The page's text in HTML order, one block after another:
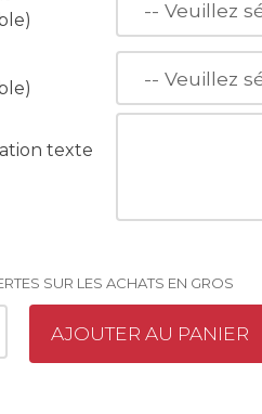
texte
SUR LES ACHATS EN GROS
AJOUTER AU PANIER